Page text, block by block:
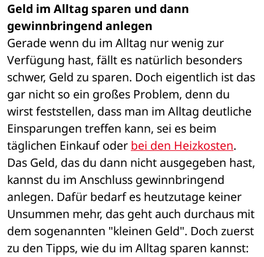
Geld im Alltag sparen und dann
gewinnbringend anlegen
Gerade wenn du im Alltag nur wenig zur
Verfügung hast, fällt es natürlich besonders
schwer, Geld zu sparen. Doch eigentlich ist das
gar nicht so ein großes Problem, denn du
wirst feststellen, dass man im Alltag deutliche
Einsparungen treffen kann, sei es beim
täglichen Einkauf oder bei den Heizkosten.
Das Geld, das du dann nicht ausgegeben hast,
kannst du im Anschluss gewinnbringend
anlegen. Dafür bedarf es heutzutage keiner
Unsummen mehr, das geht auch durchaus mit
dem sogenannten "kleinen Geld". Doch zuerst
zu den Tipps, wie du im Alltag sparen kannst: